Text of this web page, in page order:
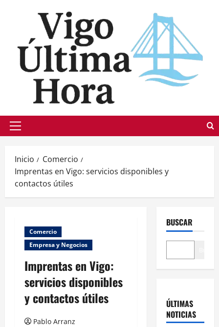
Menú
Inicio
Comercio
Imprentas en Vigo: servicios disponibles y
contactos útiles
Comercio
Empresa y Negocios
Imprentas en Vigo:
servicios disponibles
y contactos útiles
Pablo Arranz
BUSCAR
ÚLTIMAS
NOTICIAS